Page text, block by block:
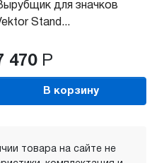
для значков
Stand...
470 Р
В корзину
товара на сайте не